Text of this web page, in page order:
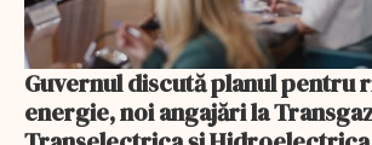
Guvernul discută planul pentru
energie, noi angajări la